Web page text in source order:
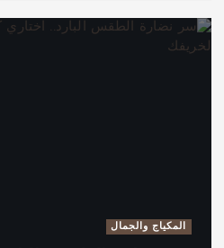
المكياج والجمال